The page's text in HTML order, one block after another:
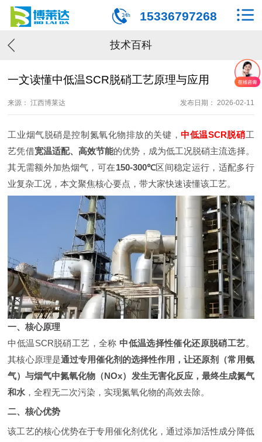
15336797268
技术百科
一文读懂中低温SCR脱硝工艺原理与应用
来源： 江西博莱达 发布日期： 2026-02-11
工业烟气脱硝是控制氮氧化物排放的关键，中低温SCR脱硝工
艺凭借宽温适配、高效节能的优势，成为低工况脱硝主流选择。
其无需额外加热烟气，可在150-300℃区间稳定运行，适配多行
业复杂工况，本文聚焦核心要点，带大家快速读懂该工艺。
一、核心原理
中低温SCR脱硝工艺，全称中低温选择性催化还原脱硝工艺。
其核心原理是通过专用催化剂的选择性作用，让还原剂（常用氨
气）与烟气中氮氧化物（NOx）发生无害化反应，最终生成氮气
和水 ，全程无二次污染，实现氮氧化物的高效去除。
二、核心优势
该工艺的核心优势在于专用催化剂优化，通过添加活性成分降低